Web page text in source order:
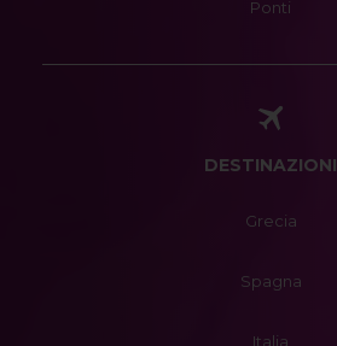
Ponti
DESTINAZIONI
Grecia
Spagna
Italia